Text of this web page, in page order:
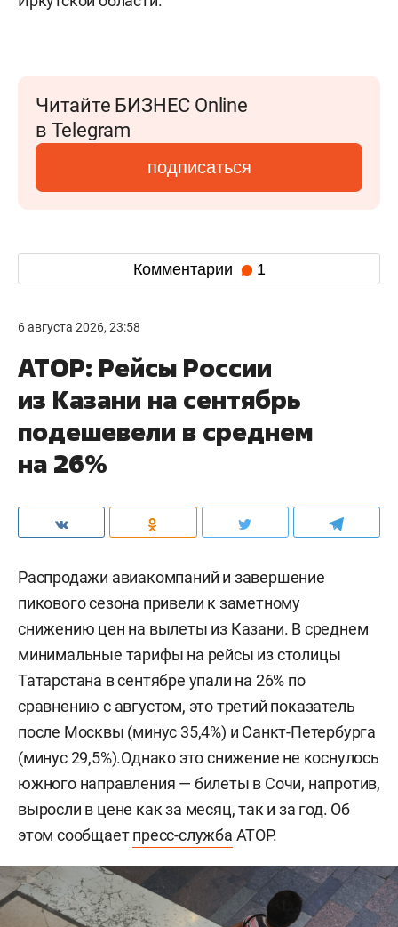
Читайте БИЗНЕС Online
в Telegram
подписаться
Комментарии 1
6 августа 2026, 23:58
АТОР: Рейсы России
из Казани на сентябрь
подешевели в среднем
на 26%
Распродажи авиакомпаний и завершение
пикового сезона привели к заметному
снижению цен на вылеты из Казани. В среднем
минимальные тарифы на рейсы из столицы
Татарстана в сентябре упали на 26% по
сравнению с августом, это третий показатель
после Москвы (минус 35,4%) и Санкт-Петербурга
(минус 29,5%).Однако это снижение не коснулось
южного направления — билеты в Сочи, напротив,
выросли в цене как за месяц, так и за год. Об
этом сообщаетпресс-служба АТОР.